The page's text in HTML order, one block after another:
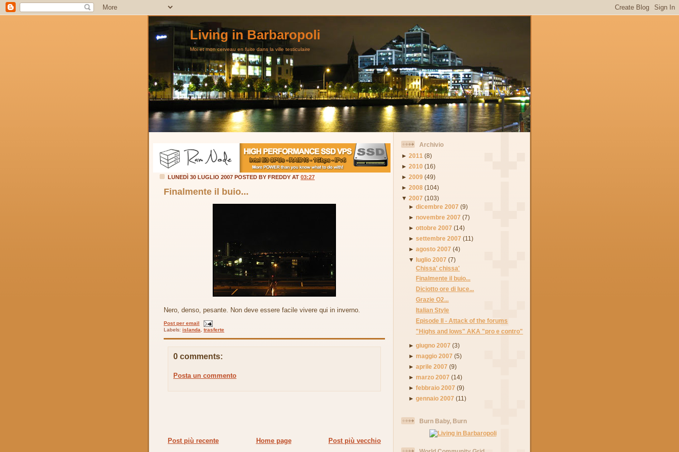
Living in Barbaropoli
Moi et mon cerveau en fuite dans la ville testiculaire
LUNEDÌ 30 LUGLIO 2007 POSTED BY FREDDY AT 03:27
Finalmente il buio...
Nero, denso, pesante. Non deve essere facile vivere qui in inverno.
Post per email
Labels: islanda trasferte
0 comments:
Posta un commento
Post più recente Post più vecchio
Home page
Archivio
► 2011 (8)
► 2010 (16)
► 2009 (49)
► 2008 (104)
▼ 2007 (103)
►dicembre 2007 (9)
►novembre 2007 (7)
►ottobre 2007 (14)
►settembre 2007 (11)
►agosto 2007 (4)
▼ luglio 2007 (7)
Chissa' chissa'
Finalmente il buio...
Diciotto ore di luce...
Grazie O2...
Italian Style
Episode II - Attack of the forums
"Highs and lows" AKA "pro e contro"
►giugno 2007 (3)
►maggio 2007 (5)
►aprile 2007 (9)
►marzo 2007 (14)
►febbraio 2007 (9)
►gennaio 2007 (11)
Burn Baby, Burn